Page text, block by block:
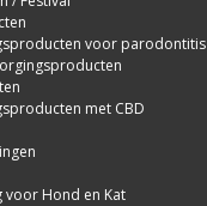
voor parodontitis
met CBD
voor Hond en Kat